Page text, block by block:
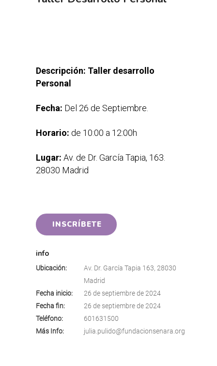
Descripción: Taller desarrollo
Personal
Fecha: Del 26 de Septiembre.
Horario: de 10:00 a 12:00h
Lugar: Av. de Dr. García Tapia, 163.
28030 Madrid
INSCRÍBETE
info
Ubicación:
Av. Dr. García Tapia 163, 28030
Madrid
Fecha inicio:
26 de septiembre de 2024
Fecha fin:
26 de septiembre de 2024
Teléfono:
601631500
Más Info:
julia.pulido@fundacionsenara.org